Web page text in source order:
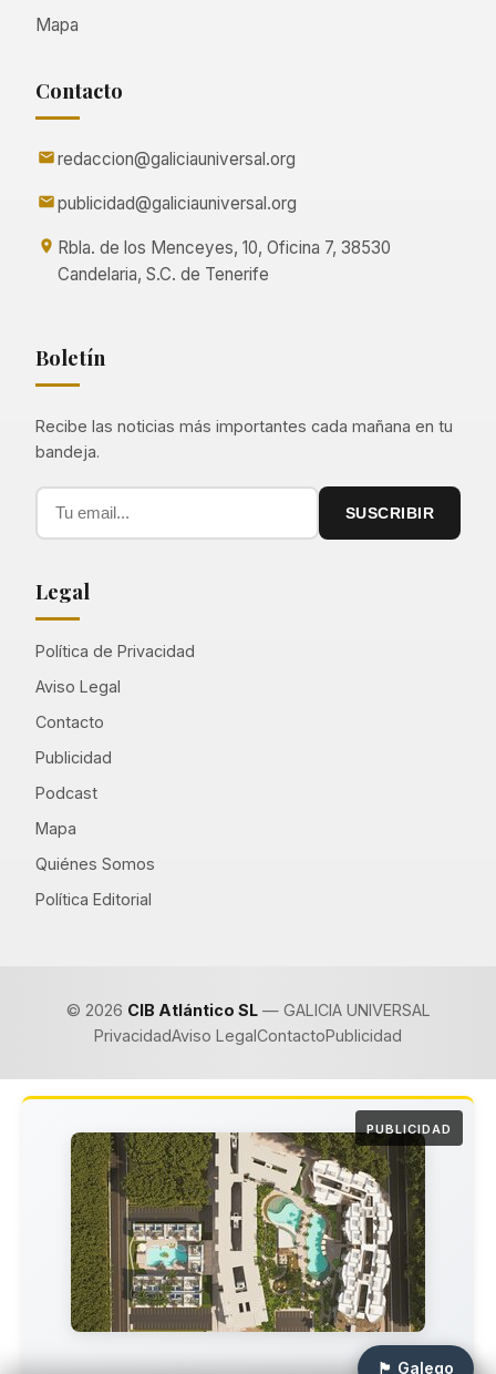
Mapa
Contacto
redaccion@galiciauniversal.org
publicidad@galiciauniversal.org
Rbla. de los Menceyes, 10, Oficina 7, 38530
Candelaria, S.C. de Tenerife
Boletín
Recibe las noticias más importantes cada mañana en tu
bandeja.
SUSCRIBIR
Legal
Política de Privacidad
Aviso Legal
Contacto
Publicidad
Podcast
Mapa
Quiénes Somos
Política Editorial
© 2026 CIB Atlántico SL— GALICIA UNIVERSAL
PrivacidadAviso LegalContactoPublicidad
🏴 Galego
PUBLICIDAD